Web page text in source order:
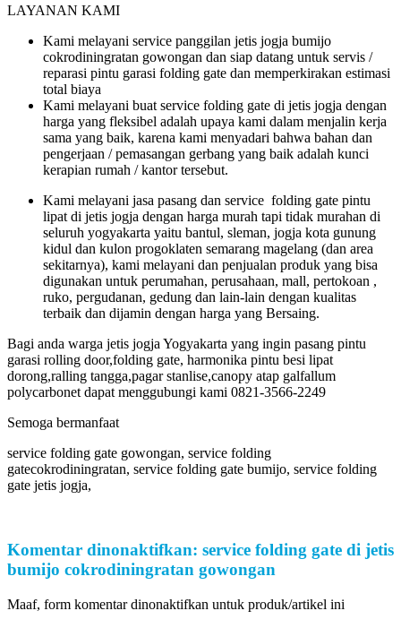
LAYANAN KAMI
Kami melayani service panggilan jetis jogja bumijo
cokrodiningratan gowongan dan siap datang untuk servis /
reparasi pintu garasi folding gate dan memperkirakan estimasi
total biaya
Kami melayani buat service folding gate di jetis jogja dengan
harga yang fleksibel adalah upaya kami dalam menjalin kerja
sama yang baik, karena kami menyadari bahwa bahan dan
pengerjaan / pemasangan gerbang yang baik adalah kunci
kerapian rumah / kantor tersebut.
Kami melayani jasa pasang dan service folding gate pintu
lipat di jetis jogja dengan harga murah tapi tidak murahan di
seluruh yogyakarta yaitu bantul, sleman, jogja kota gunung
kidul dan kulon progoklaten semarang magelang (dan area
sekitarnya), kami melayani dan penjualan produk yang bisa
digunakan untuk perumahan, perusahaan, mall, pertokoan ,
ruko, pergudanan, gedung dan lain-lain dengan kualitas
terbaik dan dijamin dengan harga yang Bersaing.
Bagi anda warga jetis jogja Yogyakarta yang ingin pasang pintu
garasi rolling door,folding gate, harmonika pintu besi lipat
dorong,ralling tangga,pagar stanlise,canopy atap galfallum
polycarbonet dapat menggubungi kami 0821-3566-2249
Semoga bermanfaat
service folding gate gowongan, service folding
gatecokrodiningratan, service folding gate bumijo, service folding
gate jetis jogja,
Komentar dinonaktifkan: service folding gate di jetis
bumijo cokrodiningratan gowongan
Maaf, form komentar dinonaktifkan untuk produk/artikel ini